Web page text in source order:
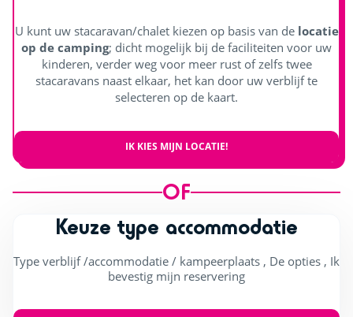
U kunt uw stacaravan/chalet kiezen op basis van delocatie
op de camping; dicht mogelijk bij de faciliteiten voor uw
kinderen, verder weg voor meer rust of zelfs twee
stacaravans naast elkaar, het kan door uw verblijf te
selecteren op de kaart.
IK KIES MIJN LOCATIE!
OF
Keuze type accommodatie
Type verblijf /accommodatie / kampeerplaats , De opties , Ik
bevestig mijn reservering